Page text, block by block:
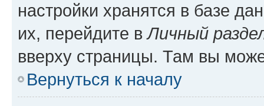
настройки хранятся в базе
их, перейдите вЛичный
вверху страницы. Там вы
Вернуться к началу